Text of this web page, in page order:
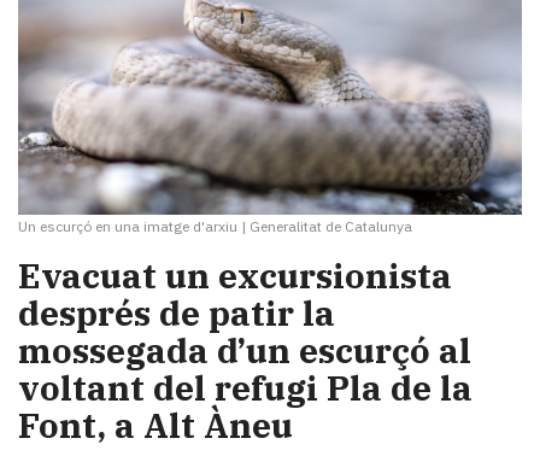
Un escurçó en una imatge d'arxiu | Generalitat de Catalunya
Evacuat un excursionista
després de patir la
mossegada d’un escurçó al
voltant del refugi Pla de la
Font, a Alt Àneu